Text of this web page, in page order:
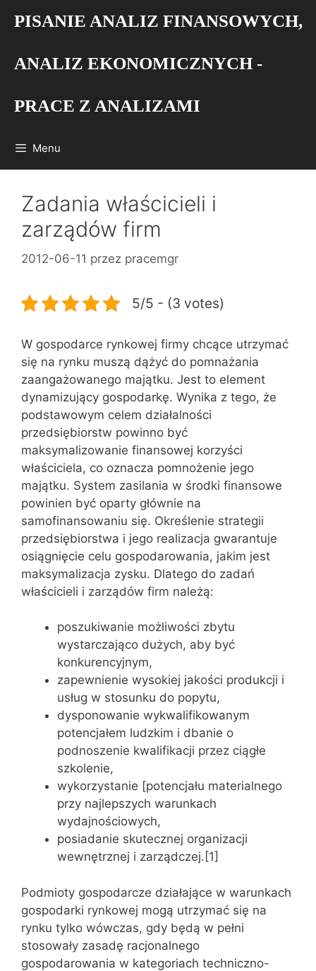
PISANIE ANALIZ FINANSOWYCH,
ANALIZ EKONOMICZNYCH -
PRACE Z ANALIZAMI
Menu
Zadania właścicieli i
zarządów firm
2012-06-11 przez pracemgr
5/5 - (3 votes)
W gospodarce rynkowej firmy chcące utrzymać
się na rynku muszą dążyć do pomnażania
zaangażowanego majątku. Jest to element
dynamizujący gospodarkę. Wynika z tego, że
podstawowym celem działalności
przedsiębiorstw powinno być
maksymalizowanie finansowej korzyści
właściciela, co oznacza pomnożenie jego
majątku. System zasilania w środki finansowe
powinien być oparty głównie na
samofinansowaniu się. Określenie strategii
przedsiębiorstwa i jego realizacja gwarantuje
osiągnięcie celu gospodarowania, jakim jest
maksymalizacja zysku. Dlatego do zadań
właścicieli i zarządów firm należą:
poszukiwanie możliwości zbytu
wystarczająco dużych, aby być
konkurencyjnym,
zapewnienie wysokiej jakości produkcji i
usług w stosunku do popytu,
dysponowanie wykwalifikowanym
potencjałem ludzkim i dbanie o
podnoszenie kwalifikacji przez ciągłe
szkolenie,
wykorzystanie [potencjału materialnego
przy najlepszych warunkach
wydajnościowych,
posiadanie skutecznej organizacji
wewnętrznej i zarządczej.[1]
Podmioty gospodarcze działające w warunkach
gospodarki rynkowej mogą utrzymać się na
rynku tylko wówczas, gdy będą w pełni
stosowały zasadę racjonalnego
gospodarowania w kategoriach techniczno-